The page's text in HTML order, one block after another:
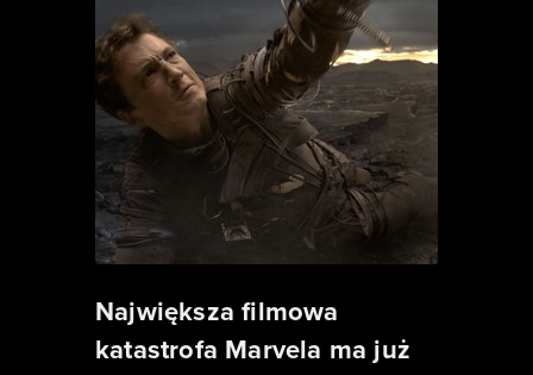
Największa filmowa
katastrofa Marvela ma już